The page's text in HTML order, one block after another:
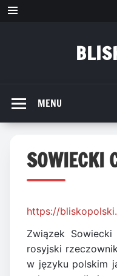
Przejdź
MENU
SOWIECKI
https://
Związek
rosyjski
w języku polskim